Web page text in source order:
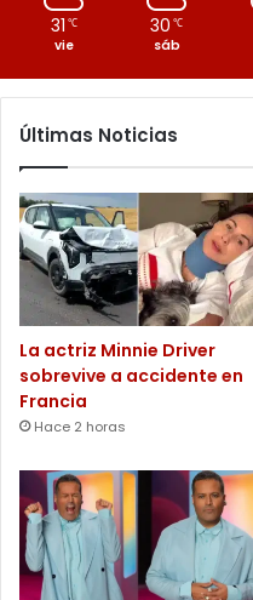
31 ℃
vie
30 ℃
sáb
Últimas Noticias
La actriz Minnie Driver
sobrevive a accidente en
Francia
Hace 2 horas